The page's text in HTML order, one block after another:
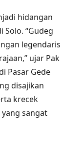
hidangan
Solo. “Gudeg
legendaris
ujar Pak
Pasar Gede
disajikan
krecek
sangat